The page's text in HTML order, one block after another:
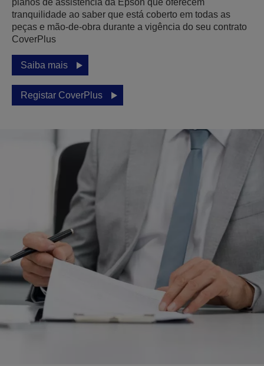
planos de assistência da Epson que oferecem
tranquilidade ao saber que está coberto em todas as
peças e mão-de-obra durante a vigência do seu contrato
CoverPlus
Saiba mais
Registar CoverPlus